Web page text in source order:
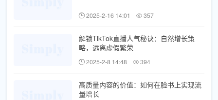
2025-2-16 14:01 357
解锁TikTok直播人气秘诀：自然增长策
略，远离虚假繁荣
2025-2-8 14:48 394
高质量内容的价值：如何在脸书上实现流
量增长